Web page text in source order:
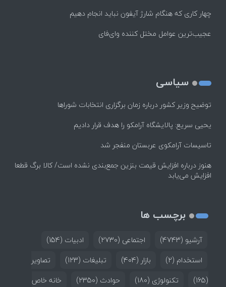
چهار کاری که هنگام شارژ آیفون نباید انجام دهیم
عجیب‌ترین عوامل مختل کننده وای‌فای
سیاسی
توضیح وزیر کشور درباره زمان برگزاری انتخابات شوراها
یحیی سریع: پالایشگاه آرامکو را هدف قرار دادیم
تاسیسات آرامکوی عربستان منفجر شد
هنوز درباره افزایش قیمت بنزین جمع‌بندی نشده است/ کالا برگ قطعا
افزایش می‌یابد
برچسب ها
آرشیو (4743) اجتماعی (2730) ادبیات (154)
استخدام (2) بازار (404) تبلیغات (123)
تصاویر
(165)
تکنولوژی (180) حوادث (2350)
خانه خاص